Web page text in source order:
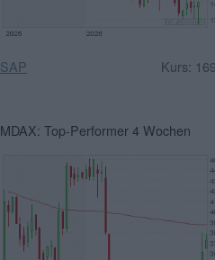
SAP Kurs:
MDAX: Top-Performer 4 Wochen